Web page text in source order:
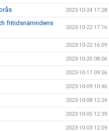
2023-10-24 17:28
fritidsnämndens
2023-10-22 17:16
2023-10-22 16:09
2023-10-20 08:06
2023-10-17 09:56
2023-10-09 10:46
2023-10-08 12:24
2023-10-05 12:39
2023-10-03 12:09